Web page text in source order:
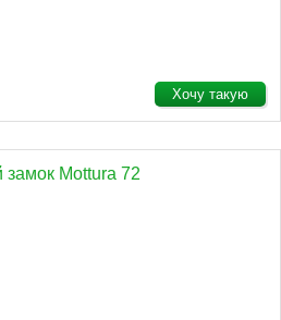
Хочу такую
замок Mottura 72